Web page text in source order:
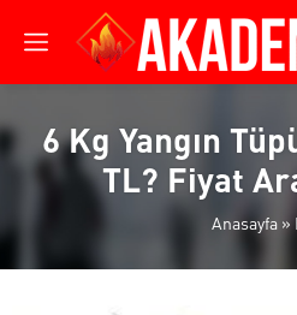
6 Kg Yangın
TL? Fiyat
Anasayfa»